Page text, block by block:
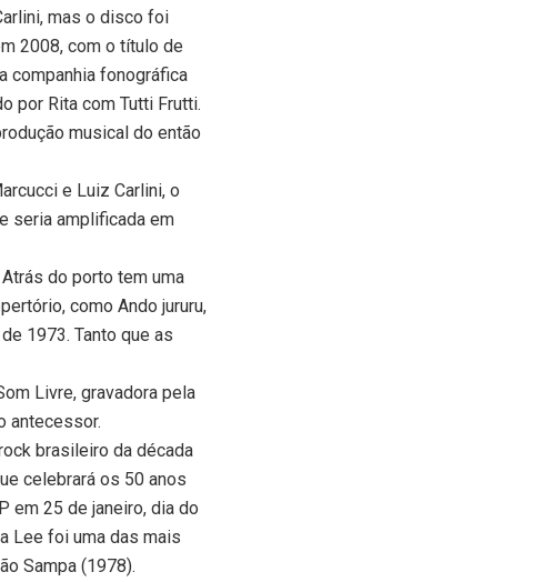
mas o disco foi
2008, com o título de
companhia fonográfica
por Rita com Tutti Frutti.
musical do então
e Luiz Carlini, o
seria amplificada em
do porto tem uma
como Ando jururu,
1973. Tanto que as
Livre, gravadora pela
antecessor.
brasileiro da década
celebrará os 50 anos
em 25 de janeiro, dia do
Lee foi uma das mais
Sampa (1978).